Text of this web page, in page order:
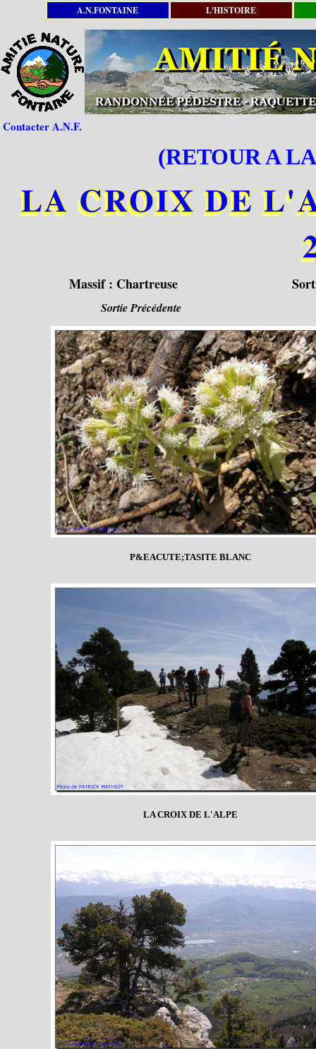
A.N.FONTAINE L'HISTOIRE
Contacter A.N.F.
(RETOUR A
LA CROIX DE
Massif : Chartreuse
Sortie Précédente
P&EACUTE;TASITE BLANC
LA CROIX DE L'ALPE